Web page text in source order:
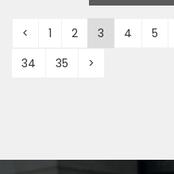
< 1 2 3 4 5
34
35 >